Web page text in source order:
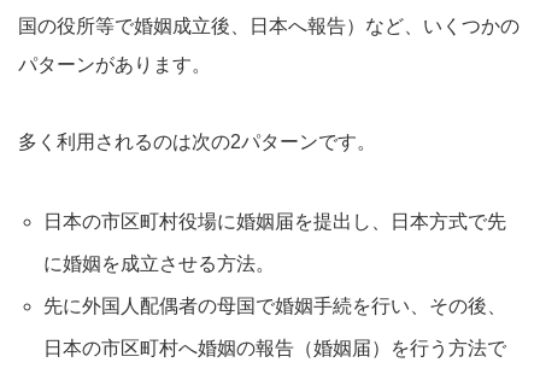
国の役所等で婚姻成立後、日本へ報告）など、いくつかの
パターンがあります。​
多く利用されるのは次の2パターンです。
日本の市区町村役場に婚姻届を提出し、日本方式で先
に婚姻を成立させる方法。​
先に外国人配偶者の母国で婚姻手続を行い、その後、
日本の市区町村へ婚姻の報告（婚姻届）を行う方法で